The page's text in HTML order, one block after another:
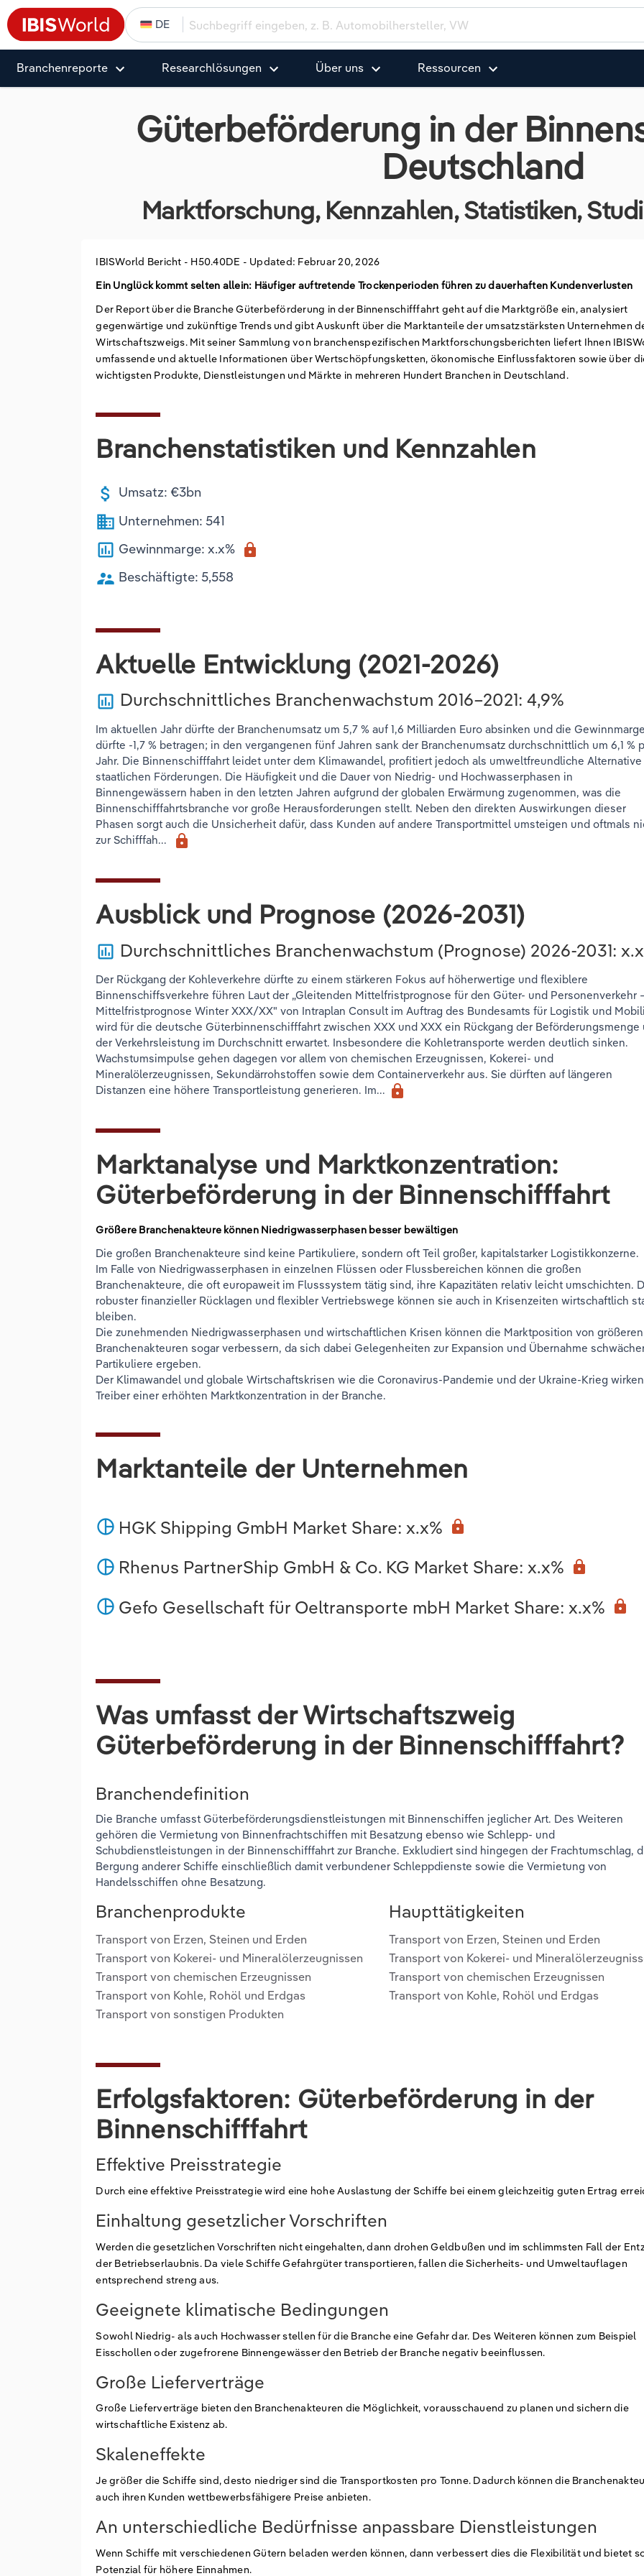
DE
Branchenreporte Research­­­­lösungen Über uns Ressourcen
Güterbeförderung in der
Deutschland
Marktforschung, Kennzahlen, Statistiken,
IBISWorld Bericht - H50.40DE - Updated: Februar 20, 2026
Ein Unglück kommt selten allein: Häufiger auftretende Trockenperioden führen zu dauerhaften Kundenverlusten
Der Report über die Branche Güterbeförderung in der Binnenschifffahrt geht auf die Marktgröße ein, analysiert
gegenwärtige und zukünftige Trends und gibt Auskunft über die Marktanteile der umsatzstärksten Unternehmen
Wirtschaftszweigs. Mit seiner Sammlung von branchenspezifischen Marktforschungsberichten liefert Ihnen
umfassende und aktuelle Informationen über Wertschöpfungsketten, ökonomische Einflussfaktoren sowie über
wichtigsten Produkte, Dienstleistungen und Märkte in mehreren Hundert Branchen in Deutschland.
Branchenstatistiken und Kennzahlen
attach_money Umsatz: €3bn
business Unternehmen: 541
poll Gewinnmarge: x.x% lock
supervisor_account Beschäftigte: 5,558
Aktuelle Entwicklung (2021-2026)
poll Durchschnittliches Branchenwachstum 2016–2021: 4,9%
Im aktuellen Jahr dürfte der Branchenumsatz um 5,7 % auf 1,6 Milliarden Euro absinken und die
dürfte -1,7 % betragen; in den vergangenen fünf Jahren sank der Branchenumsatz durchschnittlich um 6,1 %
Jahr. Die Binnenschifffahrt leidet unter dem Klimawandel, profitiert jedoch als umweltfreundliche
staatlichen Förderungen. Die Häufigkeit und die Dauer von Niedrig- und Hochwasserphasen in
Binnengewässern haben in den letzten Jahren aufgrund der globalen Erwärmung zugenommen, was die
Binnenschifffahrtsbranche vor große Herausforderungen stellt. Neben den direkten Auswirkungen dieser
Phasen sorgt auch die Unsicherheit dafür, dass Kunden auf andere Transportmittel umsteigen und oftmals
zur Schifffah...
lock
Ausblick und Prognose (2026-2031)
poll Durchschnittliches Branchenwachstum (Prognose) 2026-2031: x.x
Der Rückgang der Kohleverkehre dürfte zu einem stärkeren Fokus auf höherwertige und flexiblere
Binnenschiffsverkehre führen Laut der „Gleitenden Mittelfristprognose für den Güter- und Personenverkehr
Mittelfristprognose Winter XXX/XX" von Intraplan Consult im Auftrag des Bundesamts für Logistik und
wird für die deutsche Güterbinnenschifffahrt zwischen XXX und XXX ein Rückgang der Beförderungsmenge
der Verkehrsleistung im Durchschnitt erwartet. Insbesondere die Kohletransporte werden deutlich sinken.
Wachstumsimpulse gehen dagegen vor allem von chemischen Erzeugnissen, Kokerei- und
Mineralölerzeugnissen, Sekundärrohstoffen sowie dem Containerverkehr aus. Sie dürften auf längeren
Distanzen eine höhere Transportleistung generieren. Im... lock
Marktanalyse und Marktkonzentration:
Güterbeförderung in der Binnenschifffahrt
Größere Branchenakteure können Niedrigwasserphasen besser bewältigen
Die großen Branchenakteure sind keine Partikuliere, sondern oft Teil großer, kapitalstarker Logistikkonzerne.
Im Falle von Niedrigwasserphasen in einzelnen Flüssen oder Flussbereichen können die großen
Branchenakteure, die oft europaweit im Flusssystem tätig sind, ihre Kapazitäten relativ leicht umschichten.
robuster finanzieller Rücklagen und flexibler Vertriebswege können sie auch in Krisenzeiten wirtschaftlich
bleiben.
Die zunehmenden Niedrigwasserphasen und wirtschaftlichen Krisen können die Marktposition von größeren
Branchenakteuren sogar verbessern, da sich dabei Gelegenheiten zur Expansion und Übernahme
Partikuliere ergeben.
Der Klimawandel und globale Wirtschaftskrisen wie die Coronavirus-Pandemie und der Ukraine-Krieg
Treiber einer erhöhten Marktkonzentration in der Branche.
Marktanteile der Unternehmen
pie_chart HGK Shipping GmbH Market Share: x.x% lock
pie_chart Rhenus PartnerShip GmbH & Co. KG Market Share: x.x% lock
pie_chart Gefo Gesellschaft für Oeltransporte mbH Market Share: x.x% lock
Was umfasst der Wirtschaftszweig
Güterbeförderung in der Binnenschifffahrt?
Branchendefinition
Die Branche umfasst Güterbeförderungsdienstleistungen mit Binnenschiffen jeglicher Art. Des Weiteren
gehören die Vermietung von Binnenfrachtschiffen mit Besatzung ebenso wie Schlepp- und
Schubdienstleistungen in der Binnenschifffahrt zur Branche. Exkludiert sind hingegen der Frachtumschlag,
Bergung anderer Schiffe einschließlich damit verbundener Schleppdienste sowie die Vermietung von
Handelsschiffen ohne Besatzung.
Branchenprodukte
Transport von Erzen, Steinen und Erden
Transport von Kokerei- und Mineralölerzeugnissen
Transport von chemischen Erzeugnissen
Transport von Kohle, Rohöl und Erdgas
Transport von sonstigen Produkten
Haupttätigkeiten
Transport von Erzen, Steinen und Erden
Transport von Kokerei- und
Transport von chemischen Erzeugnissen
Transport von Kohle, Rohöl und Erdgas
Erfolgsfaktoren: Güterbeförderung in der
Binnenschifffahrt
Effektive Preisstrategie
Durch eine effektive Preisstrategie wird eine hohe Auslastung der Schiffe bei einem gleichzeitig guten Ertrag
Einhaltung gesetzlicher Vorschriften
Werden die gesetzlichen Vorschriften nicht eingehalten, dann drohen Geldbußen und im schlimmsten Fall der
der Betriebserlaubnis. Da viele Schiffe Gefahrgüter transportieren, fallen die Sicherheits- und Umweltauflagen
entsprechend streng aus.
Geeignete klimatische Bedingungen
Sowohl Niedrig- als auch Hochwasser stellen für die Branche eine Gefahr dar. Des Weiteren können zum Beispiel
Eisschollen oder zugefrorene Binnengewässer den Betrieb der Branche negativ beeinflussen.
Große Lieferverträge
Große Lieferverträge bieten den Branchenakteuren die Möglichkeit, vorausschauend zu planen und sichern die
wirtschaftliche Existenz ab.
Skaleneffekte
Je größer die Schiffe sind, desto niedriger sind die Transportkosten pro Tonne. Dadurch können die
auch ihren Kunden wettbewerbsfähigere Preise anbieten.
An unterschiedliche Bedürfnisse anpassbare Dienstleistungen
Wenn Schiffe mit verschiedenen Gütern beladen werden können, dann verbessert dies die Flexibilität und bietet
Potenzial für höhere Einnahmen.